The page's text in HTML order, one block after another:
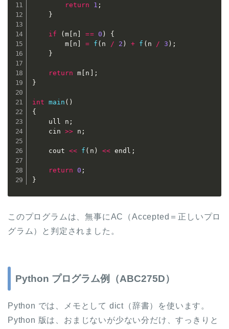
return
1 ;
}
if ( m n == 0 )
{
		m
[ n = f ( n / 2 ) + f ( n / 3 ) ;
}
return m n
;
}
int main ( )
{
	ull n
;
	cin
>> n ;
	cout
<< f ( n ) << endl ;
return 0 ;
}
このプログラムは、無事にAC（Accepted＝正しいプロ
グラム）と判定されました。
Python プログラム例（ABC275D）
Python では、メモとして dict（辞書）を使います。
Python 版は、おまじないが少ない分だけ、すっきりと